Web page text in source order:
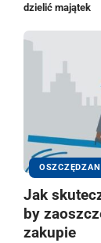
dzielić majątek
Jak
by
zakupie